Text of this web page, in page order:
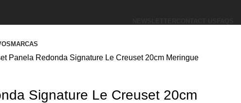
MARCAS
Panela Redonda Signature Le Creuset 20cm Meringue
Signature Le Creuset 20cm